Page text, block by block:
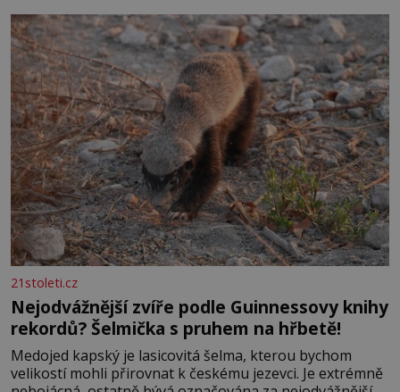
se na koloběžce a den zakončit poznáváním památek ve
Velkých Losinách nebo v termálním
21stoleti.cz
Nejodvážnější zvíře podle Guinnessovy knihy
rekordů? Šelmička s pruhem na hřbetě!
Medojed kapský je lasicovitá šelma, kterou bychom
velikostí mohli přirovnat k českému jezevci. Je extrémně